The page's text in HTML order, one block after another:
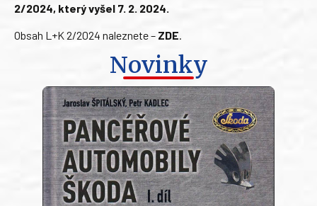
2/2024, který vyšel 7. 2. 2024.
Obsah L+K 2/2024 naleznete – ZDE.
Novinky